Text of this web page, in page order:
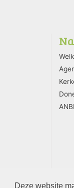
Deze website
ANBI